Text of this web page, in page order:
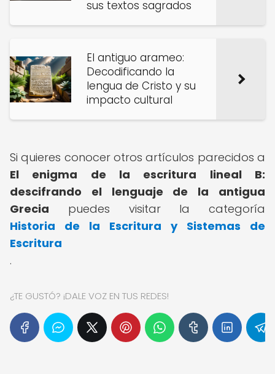
sus textos sagrados
El antiguo arameo:
Decodificando la
lengua de Cristo y su
impacto cultural
Si quieres conocer otros artículos parecidos a
El enigma de la escritura lineal B:
descifrando el lenguaje de la antigua
Grecia puedes visitar la categoría
Historia de la Escritura y Sistemas de
Escritura
.
¿TE GUSTÓ? ¡DALE VOZ EN TUS REDES!